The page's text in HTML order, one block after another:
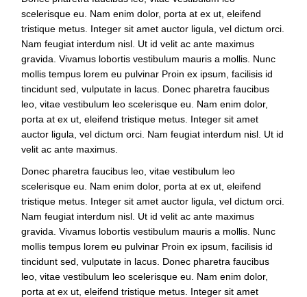
scelerisque eu. Nam enim dolor, porta at ex ut, eleifend
tristique metus. Integer sit amet auctor ligula, vel dictum orci.
Nam feugiat interdum nisl. Ut id velit ac ante maximus
gravida. Vivamus lobortis vestibulum mauris a mollis. Nunc
mollis tempus lorem eu pulvinar Proin ex ipsum, facilisis id
tincidunt sed, vulputate in lacus. Donec pharetra faucibus
leo, vitae vestibulum leo scelerisque eu. Nam enim dolor,
porta at ex ut, eleifend tristique metus. Integer sit amet
auctor ligula, vel dictum orci. Nam feugiat interdum nisl. Ut id
velit ac ante maximus.
Donec pharetra faucibus leo, vitae vestibulum leo
scelerisque eu. Nam enim dolor, porta at ex ut, eleifend
tristique metus. Integer sit amet auctor ligula, vel dictum orci.
Nam feugiat interdum nisl. Ut id velit ac ante maximus
gravida. Vivamus lobortis vestibulum mauris a mollis. Nunc
mollis tempus lorem eu pulvinar Proin ex ipsum, facilisis id
tincidunt sed, vulputate in lacus. Donec pharetra faucibus
leo, vitae vestibulum leo scelerisque eu. Nam enim dolor,
porta at ex ut, eleifend tristique metus. Integer sit amet